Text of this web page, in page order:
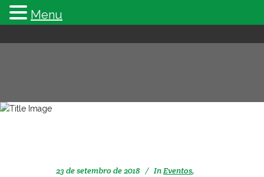
23 de setembro de 2018 InEventos,
Menu